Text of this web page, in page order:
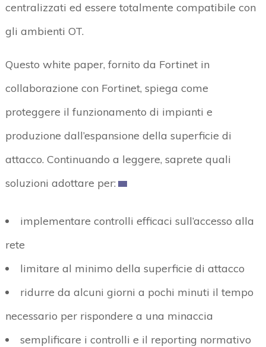
centralizzati ed essere totalmente compatibile con
gli ambienti OT.
Questo white paper, fornito da Fortinet in
collaborazione con Fortinet, spiega come
proteggere il funzionamento di impianti e
produzione dall’espansione della superficie di
attacco. Continuando a leggere, saprete quali
soluzioni adottare per:
implementare controlli efficaci sull’accesso alla
rete
limitare al minimo della superficie di attacco
ridurre da alcuni giorni a pochi minuti il tempo
necessario per rispondere a una minaccia
semplificare i controlli e il reporting normativo